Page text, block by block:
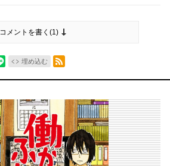
コメントを書く(1 )
埋め込む
RSSフィード